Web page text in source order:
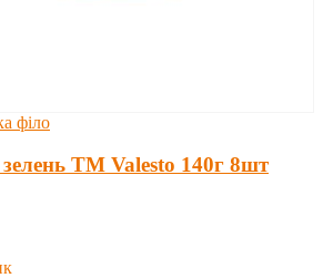
філо
TM Valesto 140г 8шт